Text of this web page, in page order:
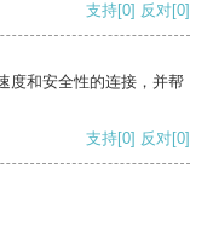
支持[0] 反对[0]
度和安全性的连接，并帮
支持[0] 反对[0]